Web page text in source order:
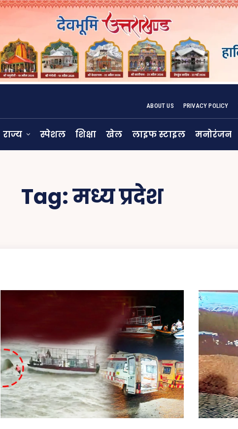
ABOUT US PRIVACY POLICY
राज्य स्पेशल शिक्षा खेल लाइफ स्टाइल मनोरंजन
Tag:मध्य प्रदेश